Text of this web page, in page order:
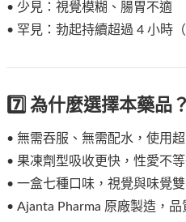
• 少見：視覺模糊、腸胃不適
• 罕見：勃起持續超過 4 小時（
7️⃣ 為什麼選擇本藥品？
• 無需吞服、無需配水，使用
• 果凍劑型吸收更快，性愛不
• 一盒七種口味，視覺與味覺
• Ajanta Pharma 原廠製造，品